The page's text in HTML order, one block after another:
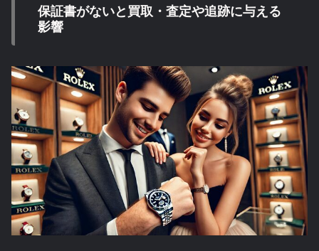
保証書がないと買取・査定や追跡に与える
影響